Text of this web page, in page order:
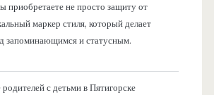
приобретаете не просто защиту от
маркер стиля, который делает
запоминающимся и статусным.
с детьми в Пятигорске